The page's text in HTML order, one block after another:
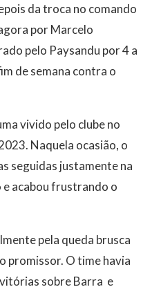
da troca no comando
por Marcelo
pelo Paysandu por 4 a
de semana contra o
vivido pelo clube no
Naquela ocasião, o
seguidas justamente na
acabou frustrando o
pela queda brusca
promissor. O time havia
sobre Barra e